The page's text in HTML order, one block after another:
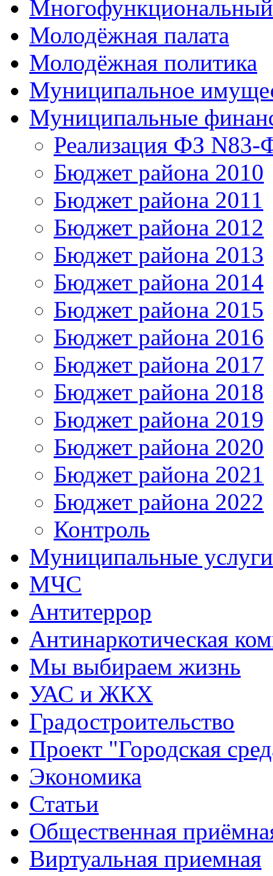
Молодёжная палата
Молодёжная политика
Муниципальное
Муниципальные
Реализация ФЗ N83-
Бюджет района 2010
Бюджет района 2011
Бюджет района 2012
Бюджет района 2013
Бюджет района 2014
Бюджет района 2015
Бюджет района 2016
Бюджет района 2017
Бюджет района 2018
Бюджет района 2019
Бюджет района 2020
Бюджет района 2021
Бюджет района 2022
Контроль
Муниципальные услуги
МЧС
Антитеррор
Антинаркотическая
Мы выбираем жизнь
УАС и ЖКХ
Градостроительство
Проект "Городская
Экономика
Статьи
Общественная
Виртуальная приемная